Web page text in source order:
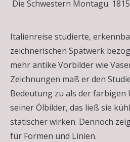
Die Schwestern Montagu. 1815
Italienreise studierte,
zeichnerischen Spätwerk
mehr antike Vorbilder wie
Zeichnungen maß er den
Bedeutung zu als der farbigen
seiner Ölbilder, das ließ sie
statischer wirken. Dennoch
für Formen und Linien.